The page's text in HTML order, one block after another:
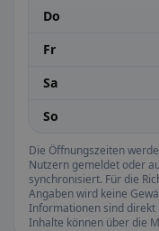
Do
Fr
Sa
So
Die Öffnungszeiten
Nutzern gemeldet oder
synchronisiert. Für die
Angaben wird keine
Informationen sind direkt
Inhalte können über die